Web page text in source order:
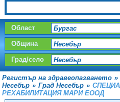
Област
Община
Град/село
Регистър на здравеопазването »
Несебър » Град Несебър »
РЕХАБИЛИТАЦИЯ МАРИ ЕООД